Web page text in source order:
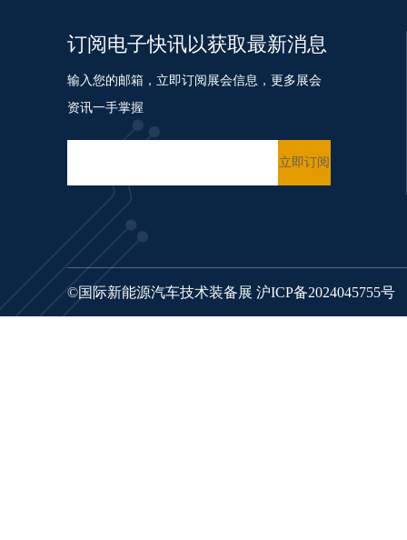
订阅电子快讯以获取最新消息
输入您的邮箱，立即订阅展会信息，更多展会
资讯一手掌握
©国际新能源汽车技术装备展 沪ICP备2024045755号